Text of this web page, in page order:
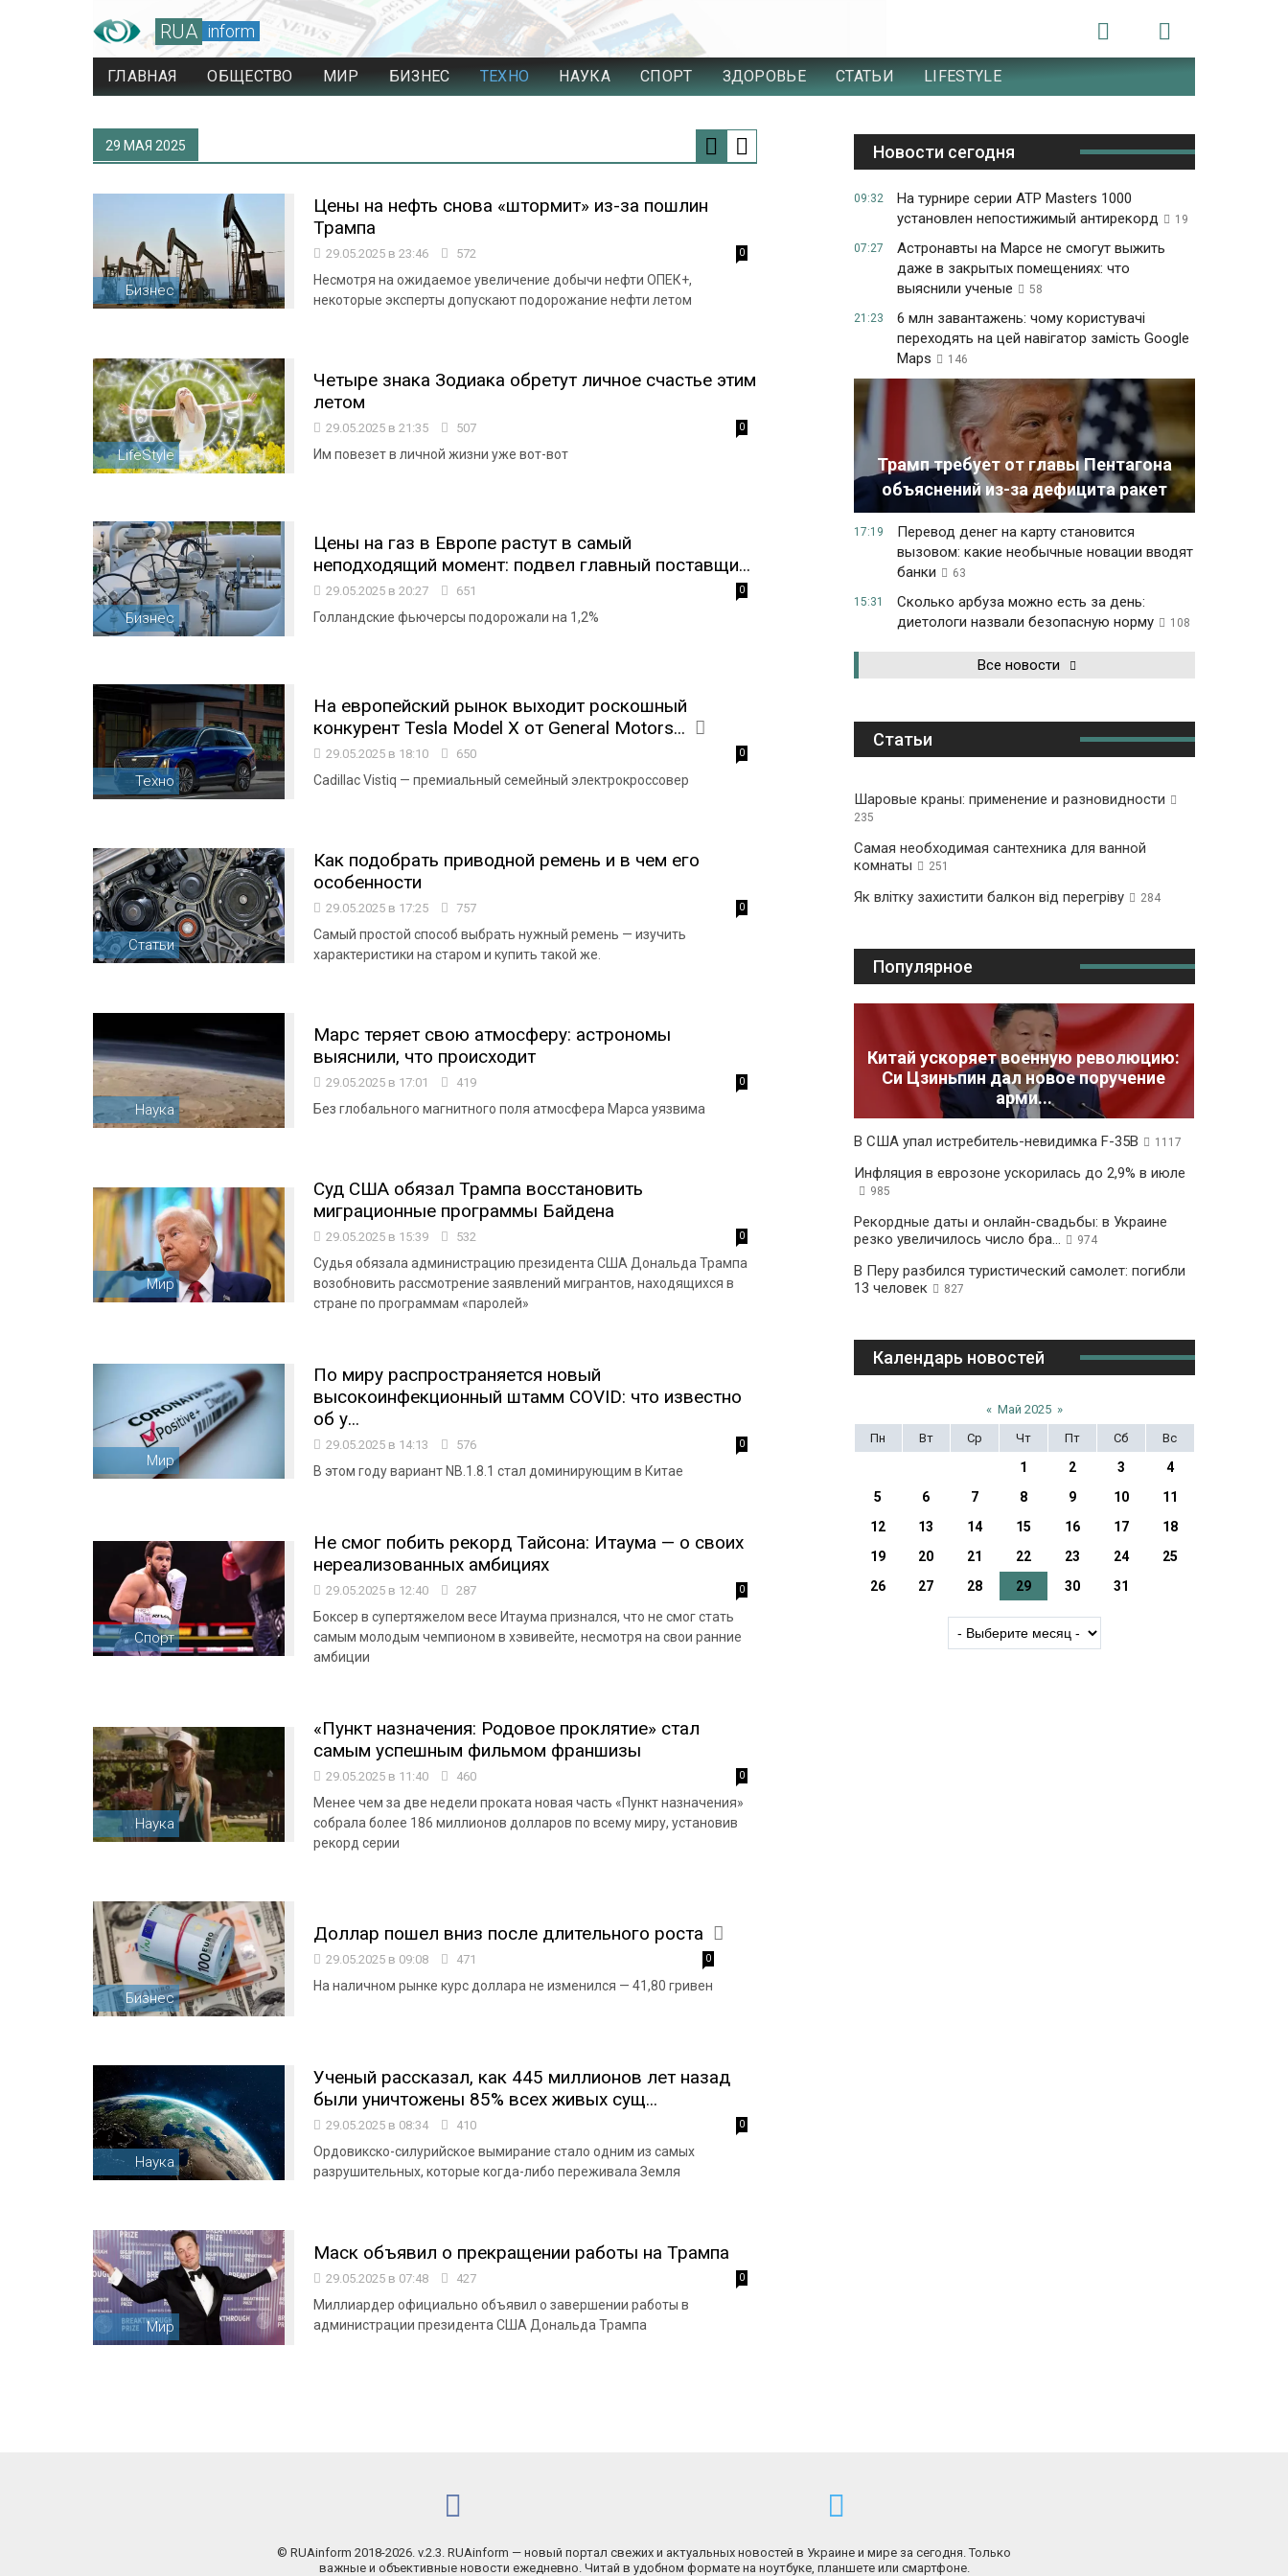
RUA inform
ГЛАВНАЯ ОБЩЕСТВО МИР БИЗНЕС ТЕХНО НАУКА СПОРТ ЗДОРОВЬЕ СТАТЬИ LIFESTYLE
29 МАЯ 2025
Бизнес
Цены на нефть снова «штормит» из-за пошлин
Трампа
29.05.2025 в 23:46 572 0
Несмотря на ожидаемое увеличение добычи нефти ОПЕК+,
некоторые эксперты допускают подорожание нефти летом
LifeStyle
Четыре знака Зодиака обретут личное счастье этим
летом
29.05.2025 в 21:35 507 0
Им повезет в личной жизни уже вот-вот
Бизнес
Цены на газ в Европе растут в самый
неподходящий момент: подвел главный поставщи...
29.05.2025 в 20:27 651 0
Голландские фьючерсы подорожали на 1,2%
Техно
На европейский рынок выходит роскошный
конкурент Tesla Model X от General Motors...
29.05.2025 в 18:10 650 0
Cadillac Vistiq — премиальный семейный электрокроссовер
Статьи
Как подобрать приводной ремень и в чем его
особенности
29.05.2025 в 17:25 757 0
Самый простой способ выбрать нужный ремень — изучить
характеристики на старом и купить такой же.
Наука
Марс теряет свою атмосферу: астрономы
выяснили, что происходит
29.05.2025 в 17:01 419 0
Без глобального магнитного поля атмосфера Марса уязвима
Мир
Суд США обязал Трампа восстановить
миграционные программы Байдена
29.05.2025 в 15:39 532 0
Судья обязала администрацию президента США Дональда Трампа
возобновить рассмотрение заявлений мигрантов, находящихся в
стране по программам «паролей»
Мир
По миру распространяется новый
высокоинфекционный штамм COVID: что известно
об у...
29.05.2025 в 14:13 576 0
В этом году вариант NB.1.8.1 стал доминирующим в Китае
Спорт
Не смог побить рекорд Тайсона: Итаума — о своих
нереализованных амбициях
29.05.2025 в 12:40 287 0
Боксер в супертяжелом весе Итаума признался, что не смог стать
самым молодым чемпионом в хэвивейте, несмотря на свои ранние
амбиции
Наука
«Пункт назначения: Родовое проклятие» стал
самым успешным фильмом франшизы
29.05.2025 в 11:40 460 0
Менее чем за две недели проката новая часть «Пункт назначения»
собрала более 186 миллионов долларов по всему миру, установив
рекорд серии
Бизнес
Доллар пошел вниз после длительного роста
29.05.2025 в 09:08 471 0
На наличном рынке курс доллара не изменился — 41,80 гривен
Наука
Ученый рассказал, как 445 миллионов лет назад
были уничтожены 85% всех живых сущ...
29.05.2025 в 08:34 410 0
Ордовикско-силурийское вымирание стало одним из самых
разрушительных, которые когда-либо переживала Земля
Мир
Маск объявил о прекращении работы на Трампа
29.05.2025 в 07:48 427 0
Миллиардер официально объявил о завершении работы в
администрации президента США Дональда Трампа
Новости сегодня
09:32
На турнире серии ATP Masters 1000
установлен непостижимый антирекорд
19
07:27
Астронавты на Марсе не смогут выжить
даже в закрытых помещениях: что
выяснили ученые
58
21:23
6 млн завантажень: чому користувачі
переходять на цей навігатор замість Google
Maps
146
Трамп требует от главы Пентагона
объяснений из-за дефицита ракет
17:19
Перевод денег на карту становится
вызовом: какие необычные новации вводят
банки
63
15:31
Сколько арбуза можно есть за день:
диетологи назвали безопасную норму
108
Все новости
Статьи
Шаровые краны: применение и разновидности
235
Самая необходимая сантехника для ванной
комнаты
251
Як влітку захистити балкон від перегріву 284
Популярное
Китай ускоряет военную революцию:
Си Цзиньпин дал новое поручение
арми...
В США упал истребитель-невидимка F-35B 1117
Инфляция в еврозоне ускорилась до 2,9% в июле
985
Рекордные даты и онлайн-свадьбы: в Украине
резко увеличилось число бра...
974
В Перу разбился туристический самолет: погибли
13 человек
827
Календарь новостей
« Май 2025 »
Пн
Вт Ср Чт Пт Сб Вс
1 2 3
4
5
6 7 8 9 10
11
12
13 14 15 16 17
18
19
20 21 22 23 24
25
26
27 28 29 30 31
© RUAinform 2018-2026. v.2.3. RUAinform — новый портал свежих и актуальных новостей в Украине и мире за сегодня. Только
важные и объективные новости ежедневно. Читай в удобном формате на ноутбуке, планшете или смартфоне.